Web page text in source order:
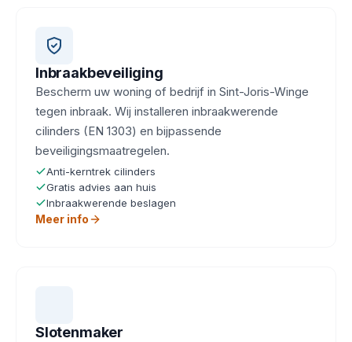
Inbraakbeveiliging
Bescherm uw woning of bedrijf in Sint-Joris-Winge
tegen inbraak. Wij installeren inbraakwerende
cilinders (EN 1303) en bijpassende
beveiligingsmaatregelen.
Anti-kerntrek cilinders
Gratis advies aan huis
Inbraakwerende beslagen
Meer info
Slotenmaker